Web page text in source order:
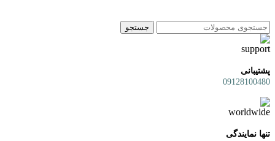
جستجو
پشتیبانی
09128100480
تنها نمایندگی